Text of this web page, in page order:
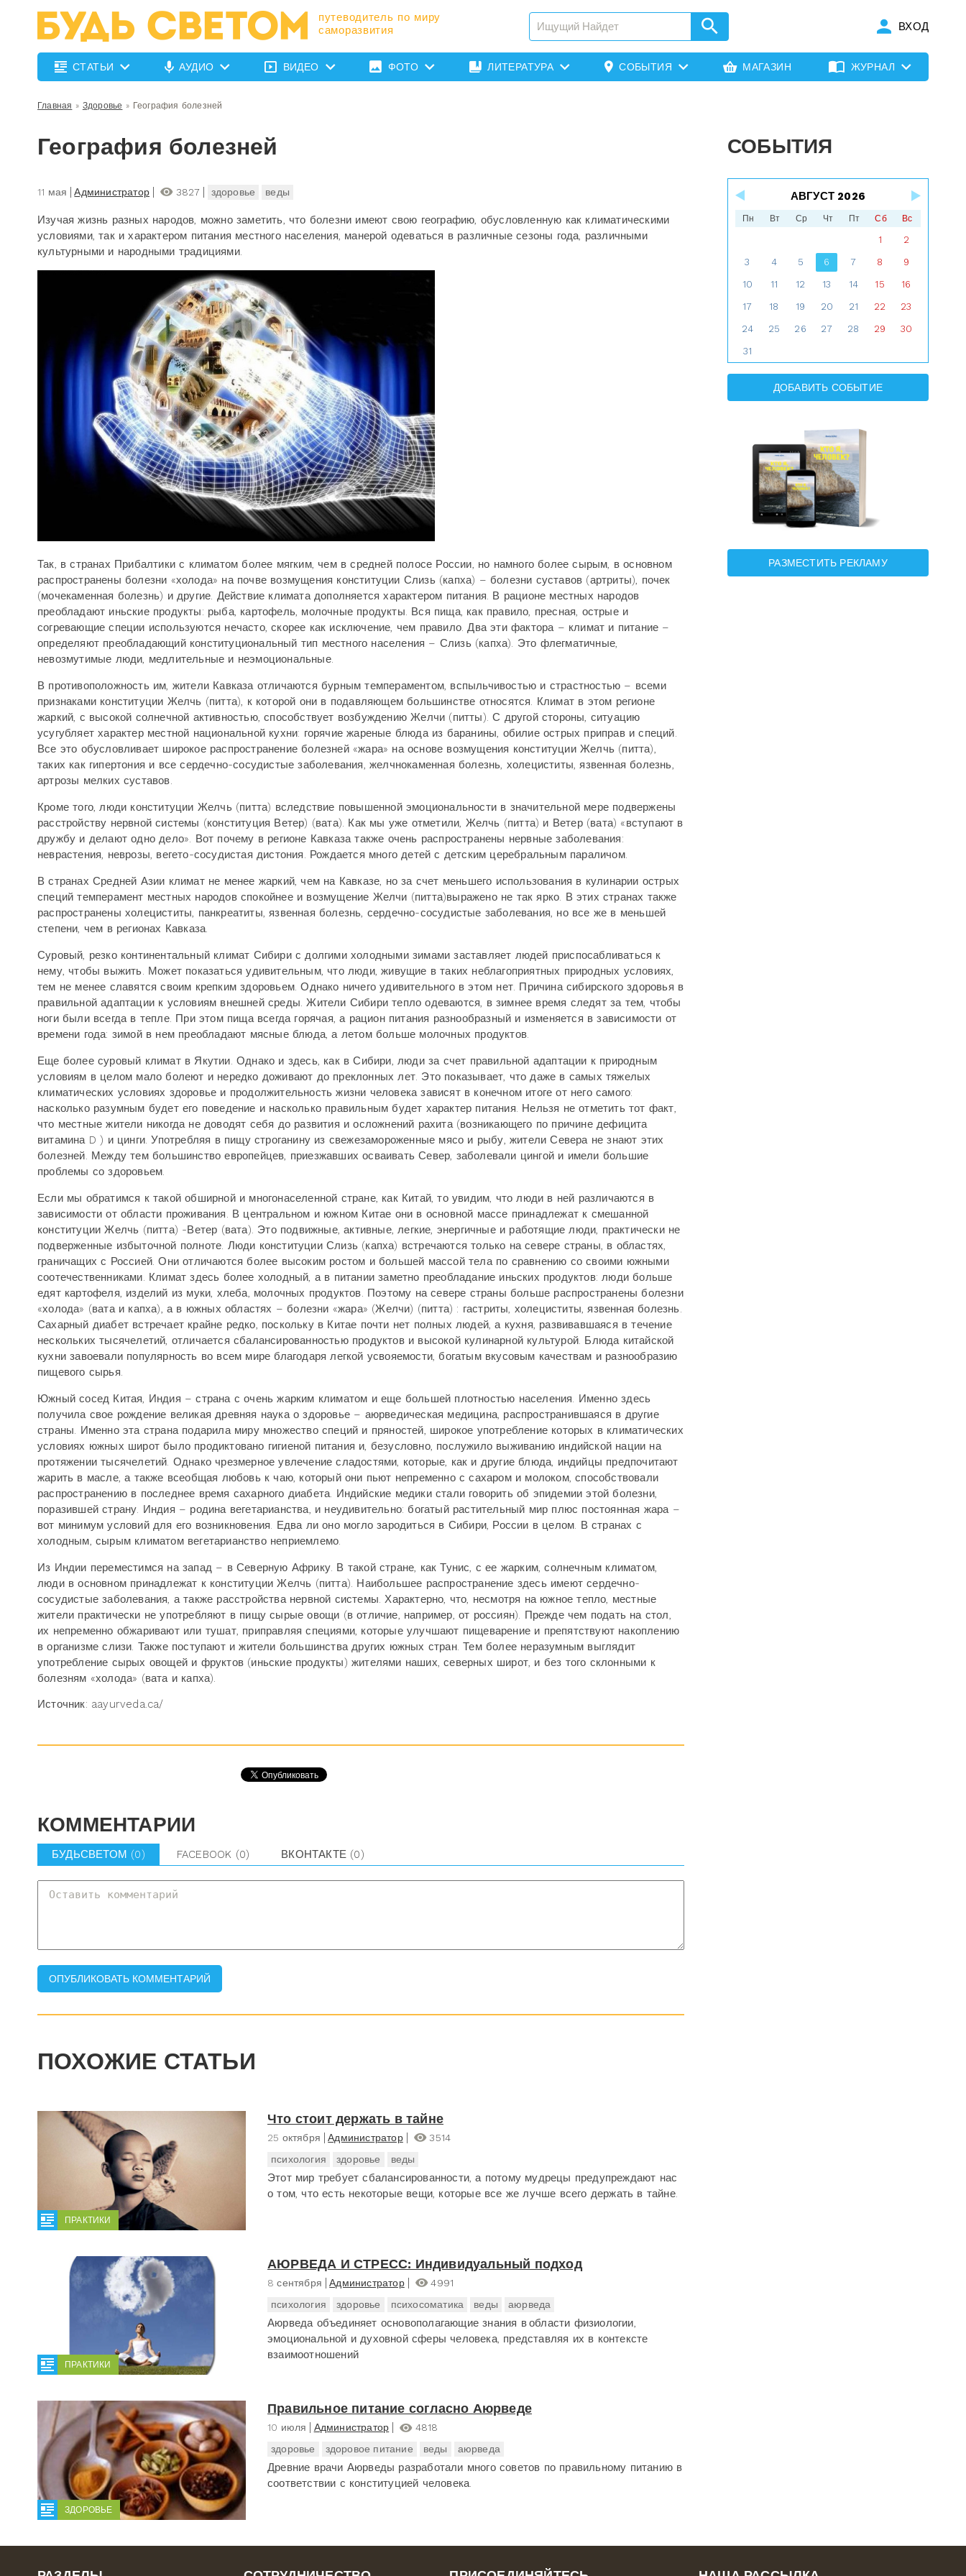
путеводитель по миру
саморазвития
ВХОД
СТАТЬИ АУДИО ВИДЕО ФОТО ЛИТЕРАТУРА СОБЫТИЯ МАГАЗИН ЖУРНАЛ
Главная » Здоровье » География болезней
География болезней
11 мая Администратор 3827 здоровье веды
Изучая жизнь разных народов, можно заметить, что болезни имеют свою географию, обусловленную как климатическими
условиями, так и характером питания местного населения, манерой одеваться в различные сезоны года, различными
культурными и народными традициями.
Так, в странах Прибалтики с климатом более мягким, чем в средней полосе России, но намного более сырым, в основном
распространены болезни «холода» на почве возмущения конституции Слизь (капха) – болезни суставов (артриты), почек
(мочекаменная болезнь) и другие. Действие климата дополняется характером питания. В рационе местных народов
преобладают иньские продукты: рыба, картофель, молочные продукты. Вся пища, как правило, пресная, острые и
согревающие специи используются нечасто, скорее как исключение, чем правило. Два эти фактора – климат и питание –
определяют преобладающий конституциональный тип местного населения – Слизь (капха). Это флегматичные,
невозмутимые люди, медлительные и неэмоциональные.
В противоположность им, жители Кавказа отличаются бурным темпераментом, вспыльчивостью и страстностью – всеми
признаками конституции Желчь (питта), к которой они в подавляющем большинстве относятся. Климат в этом регионе
жаркий, с высокой солнечной активностью, способствует возбуждению Желчи (питты). С другой стороны, ситуацию
усугубляет характер местной национальной кухни: горячие жареные блюда из баранины, обилие острых приправ и специй.
Все это обусловливает широкое распространение болезней «жара» на основе возмущения конституции Желчь (питта),
таких как гипертония и все сердечно-сосудистые заболевания, желчнокаменная болезнь, холециститы, язвенная болезнь,
артрозы мелких суставов.
Кроме того, люди конституции Желчь (питта) вследствие повышенной эмоциональности в значительной мере подвержены
расстройству нервной системы (конституция Ветер) (вата). Как мы уже отметили, Желчь (питта) и Ветер (вата) «вступают в
дружбу и делают одно дело». Вот почему в регионе Кавказа также очень распространены нервные заболевания:
неврастения, неврозы, вегето-сосудистая дистония. Рождается много детей с детским церебральным параличом.
В странах Средней Азии климат не менее жаркий, чем на Кавказе, но за счет меньшего использования в кулинарии острых
специй темперамент местных народов спокойнее и возмущение Желчи (питта)выражено не так ярко. В этих странах также
распространены холециститы, панкреатиты, язвенная болезнь, сердечно-сосудистые заболевания, но все же в меньшей
степени, чем в регионах Кавказа.
Суровый, резко континентальный климат Сибири с долгими холодными зимами заставляет людей приспосабливаться к
нему, чтобы выжить. Может показаться удивительным, что люди, живущие в таких неблагоприятных природных условиях,
тем не менее славятся своим крепким здоровьем. Однако ничего удивительного в этом нет. Причина сибирского здоровья в
правильной адаптации к условиям внешней среды. Жители Сибири тепло одеваются, в зимнее время следят за тем, чтобы
ноги были всегда в тепле. При этом пища всегда горячая, а рацион питания разнообразный и изменяется в зависимости от
времени года: зимой в нем преобладают мясные блюда, а летом больше молочных продуктов.
Еще более суровый климат в Якутии. Однако и здесь, как в Сибири, люди за счет правильной адаптации к природным
условиям в целом мало болеют и нередко доживают до преклонных лет. Это показывает, что даже в самых тяжелых
климатических условиях здоровье и продолжительность жизни человека зависят в конечном итоге от него самого:
насколько разумным будет его поведение и насколько правильным будет характер питания. Нельзя не отметить тот факт,
что местные жители никогда не доводят себя до развития и осложнений рахита (возникающего по причине дефицита
витамина D ) и цинги. Употребляя в пищу строганину из свежезамороженные мясо и рыбу, жители Севера не знают этих
болезней. Между тем большинство европейцев, приезжавших осваивать Север, заболевали цингой и имели большие
проблемы со здоровьем.
Если мы обратимся к такой обширной и многонаселенной стране, как Китай, то увидим, что люди в ней различаются в
зависимости от области проживания. В центральном и южном Китае они в основной массе принадлежат к смешанной
конституции Желчь (питта) -Ветер (вата). Это подвижные, активные, легкие, энергичные и работящие люди, практически не
подверженные избыточной полноте. Люди конституции Слизь (капха) встречаются только на севере страны, в областях,
граничащих с Россией. Они отличаются более высоким ростом и большей массой тела по сравнению со своими южными
соотечественниками. Климат здесь более холодный, а в питании заметно преобладание иньских продуктов: люди больше
едят картофеля, изделий из муки, хлеба, молочных продуктов. Поэтому на севере страны больше распространены болезни
«холода» (вата и капха), а в южных областях – болезни «жара» (Желчи) (питта) : гастриты, холециститы, язвенная болезнь.
Сахарный диабет встречает крайне редко, поскольку в Китае почти нет полных людей, а кухня, развивавшаяся в течение
нескольких тысячелетий, отличается сбалансированностью продуктов и высокой кулинарной культурой. Блюда китайской
кухни завоевали популярность во всем мире благодаря легкой усвояемости, богатым вкусовым качествам и разнообразию
пищевого сырья.
Южный сосед Китая, Индия – страна с очень жарким климатом и еще большей плотностью населения. Именно здесь
получила свое рождение великая древняя наука о здоровье – аюрведическая медицина, распространившаяся в другие
страны. Именно эта страна подарила миру множество специй и пряностей, широкое употребление которых в климатических
условиях южных широт было продиктовано гигиеной питания и, безусловно, послужило выживанию индийской нации на
протяжении тысячелетий. Однако чрезмерное увлечение сладостями, которые, как и другие блюда, индийцы предпочитают
жарить в масле, а также всеобщая любовь к чаю, который они пьют непременно с сахаром и молоком, способствовали
распространению в последнее время сахарного диабета. Индийские медики стали говорить об эпидемии этой болезни,
поразившей страну. Индия – родина вегетарианства, и неудивительно: богатый растительный мир плюс постоянная жара –
вот минимум условий для его возникновения. Едва ли оно могло зародиться в Сибири, России в целом. В странах с
холодным, сырым климатом вегетарианство неприемлемо.
Из Индии переместимся на запад – в Северную Африку. В такой стране, как Тунис, с ее жарким, солнечным климатом,
люди в основном принадлежат к конституции Желчь (питта). Наибольшее распространение здесь имеют сердечно-
сосудистые заболевания, а также расстройства нервной системы. Характерно, что, несмотря на южное тепло, местные
жители практически не употребляют в пищу сырые овощи (в отличие, например, от россиян). Прежде чем подать на стол,
их непременно обжаривают или тушат, приправляя специями, которые улучшают пищеварение и препятствуют накоплению
в организме слизи. Также поступают и жители большинства других южных стран. Тем более неразумным выглядит
употребление сырых овощей и фруктов (иньские продукты) жителями наших, северных широт, и без того склонными к
болезням «холода» (вата и капха).
Источник: aayurveda.ca/
КОММЕНТАРИИ
БУДЬСВЕТОМ (0) FACEBOOK (0) ВКОНТАКТЕ (0)
ПОХОЖИЕ СТАТЬИ
ПРАКТИКИ
Что стоит держать в тайне
25 октября Администратор
3514
психология
здоровье веды
Этот мир требует сбалансированности, а потому мудрецы предупреждают нас
о том, что есть некоторые вещи, которые все же лучше всего держать в тайне.
ПРАКТИКИ
АЮРВЕДА И СТРЕСС: Индивидуальный подход
8 сентября Администратор
4991
психология
здоровье психосоматика веды аюрведа
Аюрведа объединяет основополагающие знания в области физиологии,
эмоциональной и духовной сферы человека, представляя их в контексте
взаимоотношений
ЗДОРОВЬЕ
Правильное питание согласно Аюрведе
10 июля Администратор
4818
здоровье
здоровое питание веды аюрведа
Древние врачи Аюрведы разработали много советов по правильному питанию в
соответствии с конституцией человека.
СОБЫТИЯ
АВГУСТ 2026
Пн Вт Ср Чт Пт Сб Вс
1 2
3 4 5 6 7 8 9
10 11 12 13 14 15 16
17 18 19 20 21 22 23
24 25 26 27 28 29 30
31
ДОБАВИТЬ СОБЫТИЕ
РАЗМЕСТИТЬ РЕКЛАМУ